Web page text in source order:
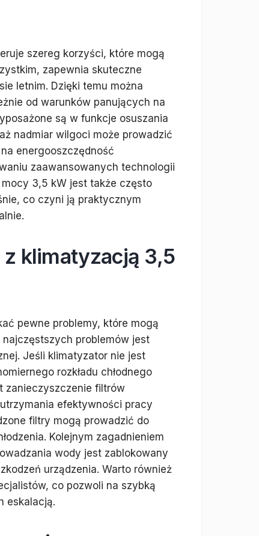
szereg korzyści, które mogą
zapewnia skuteczne
letnim. Dzięki temu można
od warunków panujących na
są w funkcje osuszania
nadmiar wilgoci może prowadzić
energooszczędność
zaawansowanych technologii
3,5 kW jest także często
co czyni ją praktycznym
klimatyzacją 3,5
pewne problemy, które mogą
problemów jest
Jeśli klimatyzator nie jest
rozkładu chłodnego
zanieczyszczenie filtrów
efektywności pracy
filtry mogą prowadzić do
Kolejnym zagadnieniem
wody jest zablokowany
urządzenia. Warto również
co pozwoli na szybką
eskalacją.